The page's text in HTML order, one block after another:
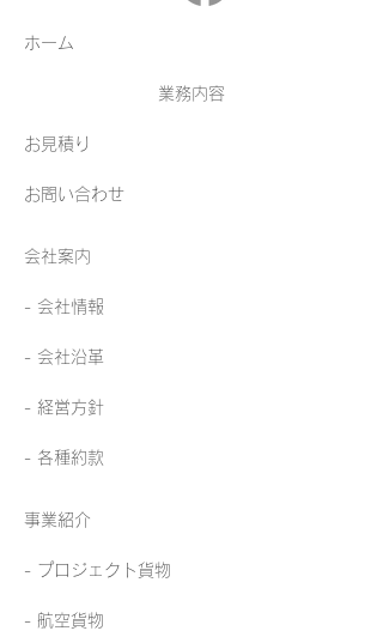
ホーム
業務内容
お見積り
お問い合わせ
会社案内
- 会社情報
- 会社沿革
- 経営方針
​- 各種約款
事業紹介
- プロジェクト貨物
- 航空貨物